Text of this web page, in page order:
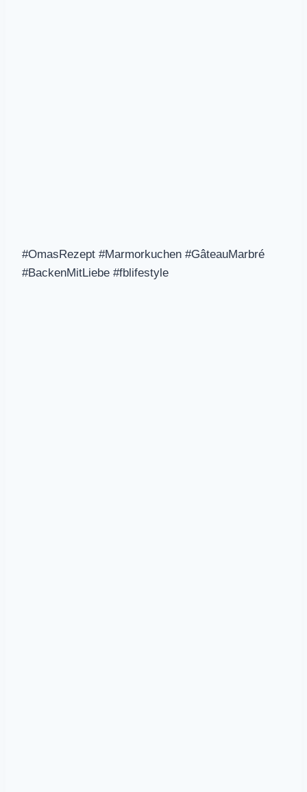
#OmasRezept #Marmorkuchen #GâteauMarbré
#BackenMitLiebe #fblifestyle